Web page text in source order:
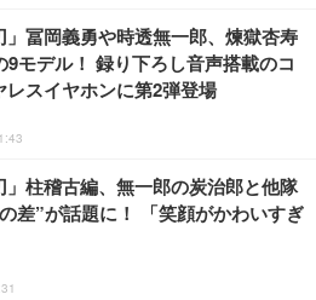
」冨岡義勇や時透無一郎、煉獄杏寿
9モデル！ 録り下ろし音声搭載のコ
レスイヤホンに第2弾登場
」柱稽古編、無一郎の炭治郎と他隊
差”が話題に！ 「笑顔がかわいすぎ